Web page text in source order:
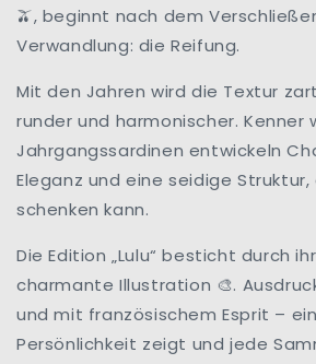
🫒, beginnt nach dem
Verwandlung: die Reifung.
Mit den Jahren wird die Textur
runder und harmonischer. Kenner
Jahrgangssardinen entwickeln
Eleganz und eine seidige
schenken kann.
Die Edition „Lulu“ besticht durch
charmante Illustration 🎨.
und mit französischem Esprit –
Persönlichkeit zeigt und jede